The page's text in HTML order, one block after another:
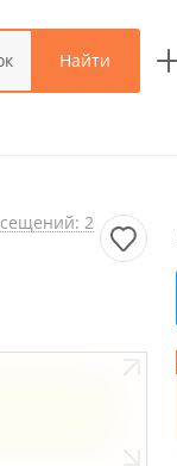
Найти
2